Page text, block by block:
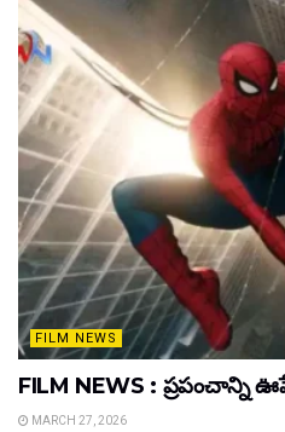
FILM NEWS
FILM NEWS : ప్రపంచాన్ని
MARCH 27, 2026